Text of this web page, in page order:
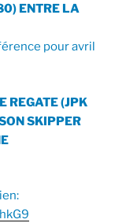
ENTRE LA
pour avril
REGATE (JPK
SKIPPER